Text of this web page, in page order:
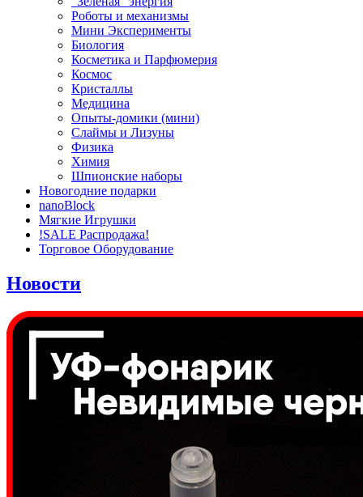
Роботы и механизмы
Мини Эксперименты
Биология
Косметика и Парфюмерия
Космос
Кристаллы
Медицина
Опыты-домики (мини)
Слаймы и Лизуны
Физика
Химия
Шпионские наборы
Новогодние подарки
nanoBlock
Мягкие Игрушки
!SALE Распродажа!
Торговое Оборудование
Новости